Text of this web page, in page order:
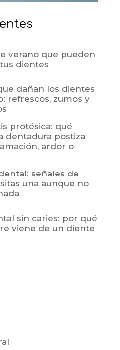
verano que pueden
dientes
dañan los dientes
refrescos, zumos y
protésica: qué
dentadura postiza
ardor o
señales de
una aunque no
sin caries: por qué
viene de un diente